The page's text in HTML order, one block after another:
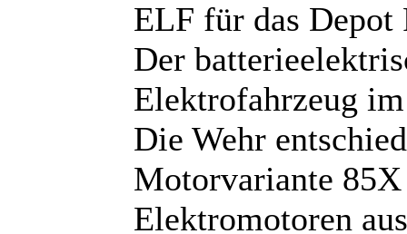
ELF für das Depot
Der
Elektrofahrzeug
Die Wehr
Motorvariante
Elektromotoren